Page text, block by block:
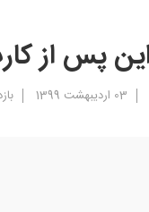
03 ارديبهشت 1399